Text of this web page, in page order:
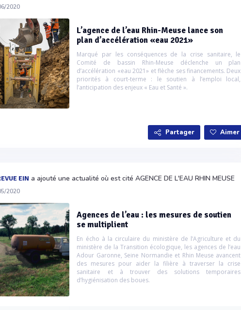
2020
L’agence de l’eau Rhin-Meuse lance son
plan d’accélération «eau 2021»
Marqué par les conséquences de la crise sanitaire, le
Comité de bassin Rhin-Meuse déclenche un plan
d’accélération «eau 2021» et flèche ses financements. Deux
priorités à court-terme : le soutien à l’emploi local,
l’anticipation des enjeux « Eau et Santé ».
Partager Aimer
EIN a ajouté une actualité où est cité AGENCE DE L'EAU RHIN MEUSE
2020
Agences de l’eau : les mesures de soutien
se multiplient
En écho à la circulaire du ministère de l’Agriculture et du
ministère de la Transition écologique, les agences de l’eau
Adour Garonne, Seine Normandie et Rhin Meuse avancent
des mesures pour aider la filière à traverser la crise
sanitaire et à trouver des solutions temporaires
d’hygiénisation des boues.